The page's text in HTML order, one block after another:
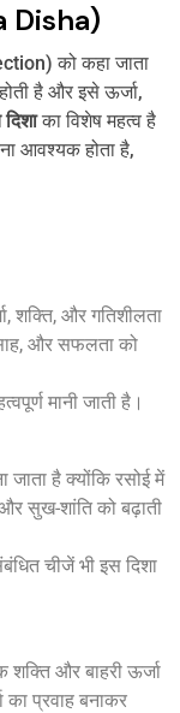
Disha)
को कहा जाता
है और इसे ऊर्जा,
का विशेष महत्व है
आवश्यक होता है,
शक्ति, और गतिशीलता
और सफलता को
मानी जाती है।
जाता है क्योंकि रसोई में
सुख-शांति को बढ़ाती
चीजें भी इस दिशा
शक्ति और बाहरी ऊर्जा
का प्रवाह बनाकर